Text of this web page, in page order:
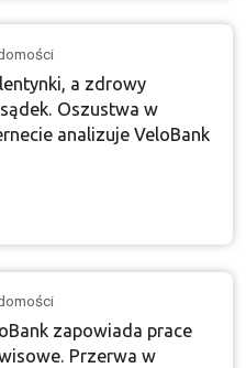
a zdrowy
Oszustwa w
analizuje VeloBank
zapowiada prace
Przerwa w